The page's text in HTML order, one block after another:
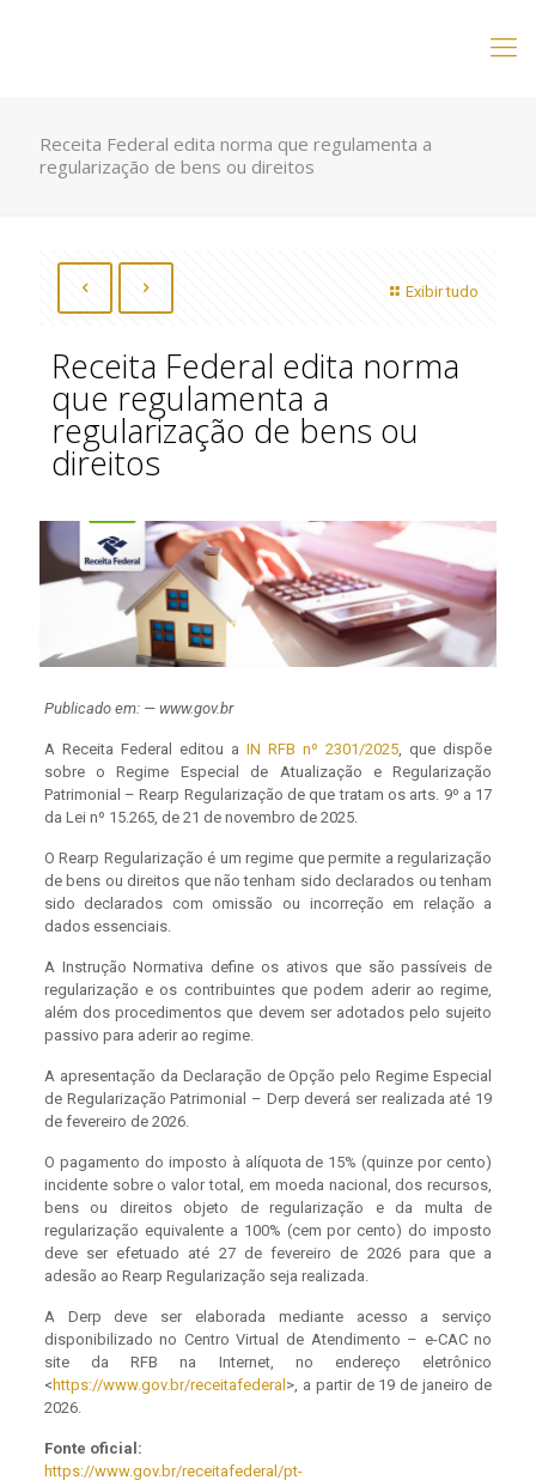
Receita Federal edita norma que regulamenta a
regularização de bens ou direitos
Exibir tudo
Receita Federal edita norma
que regulamenta a
regularização de bens ou
direitos
Publicado em: — www.gov.br
A Receita Federal editou a IN RFB nº 2301/2025, que dispõe
sobre o Regime Especial de Atualização e Regularização
Patrimonial – Rearp Regularização de que tratam os arts. 9º a 17
da Lei nº 15.265, de 21 de novembro de 2025.
O Rearp Regularização é um regime que permite a regularização
de bens ou direitos que não tenham sido declarados ou tenham
sido declarados com omissão ou incorreção em relação a
dados essenciais.
A Instrução Normativa define os ativos que são passíveis de
regularização e os contribuintes que podem aderir ao regime,
além dos procedimentos que devem ser adotados pelo sujeito
passivo para aderir ao regime.
A apresentação da Declaração de Opção pelo Regime Especial
de Regularização Patrimonial – Derp deverá ser realizada até 19
de fevereiro de 2026.
O pagamento do imposto à alíquota de 15% (quinze por cento)
incidente sobre o valor total, em moeda nacional, dos recursos,
bens ou direitos objeto de regularização e da multa de
regularização equivalente a 100% (cem por cento) do imposto
deve ser efetuado até 27 de fevereiro de 2026 para que a
adesão ao Rearp Regularização seja realizada.
A Derp deve ser elaborada mediante acesso a serviço
disponibilizado no Centro Virtual de Atendimento – e-CAC no
site da RFB na Internet, no endereço eletrônico
< https://www.gov.br/receitafederal >, a partir de 19 de janeiro de
2026.
Fonte oficial:
https://www.gov.br/receitafederal/pt-